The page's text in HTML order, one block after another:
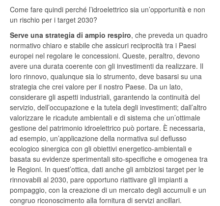
Come fare quindi perché l’idroelettrico sia un’opportunità e non
un rischio per i target 2030?
Serve una strategia di ampio respiro, che preveda un quadro
normativo chiaro e stabile che assicuri reciprocità tra i Paesi
europei nel regolare le concessioni. Queste, peraltro, devono
avere una durata coerente con gli investimenti da realizzare. Il
loro rinnovo, qualunque sia lo strumento, deve basarsi su una
strategia che crei valore per il nostro Paese. Da un lato,
considerare gli aspetti industriali, garantendo la continuità del
servizio, dell’occupazione e la tutela degli investimenti; dall’altro
valorizzare le ricadute ambientali e di sistema che un’ottimale
gestione del patrimonio idroelettrico può portare. È necessaria,
ad esempio, un’applicazione della normativa sul deflusso
ecologico sinergica con gli obiettivi energetico-ambientali e
basata su evidenze sperimentali sito-specifiche e omogenea tra
le Regioni. In quest’ottica, dati anche gli ambiziosi target per le
rinnovabili al 2030, pare opportuno riattivare gli impianti a
pompaggio, con la creazione di un mercato degli accumuli e un
congruo riconoscimento alla fornitura di servizi ancillari.